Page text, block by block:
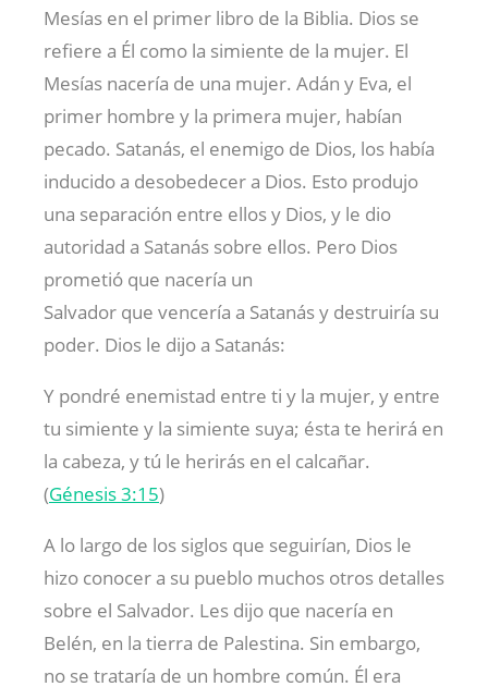
Mesías en el primer libro de la Biblia. Dios se
refiere a Él como la simiente de la mujer. El
Mesías nacería de una mujer. Adán y Eva, el
primer hombre y la primera mujer, habían
pecado. Satanás, el enemigo de Dios, los había
inducido a desobedecer a Dios. Esto produjo
una separación entre ellos y Dios, y le dio
autoridad a Satanás sobre ellos. Pero Dios
prometió que nacería un
Salvador que vencería a Satanás y destruiría su
poder. Dios le dijo a Satanás:
Y pondré enemistad entre ti y la mujer, y entre
tu simiente y la simiente suya; ésta te herirá en
la cabeza, y tú le herirás en el calcañar.
(Génesis 3:15)
A lo largo de los siglos que seguirían, Dios le
hizo conocer a su pueblo muchos otros detalles
sobre el Salvador. Les dijo que nacería en
Belén, en la tierra de Palestina. Sin embargo,
no se trataría de un hombre común. Él era